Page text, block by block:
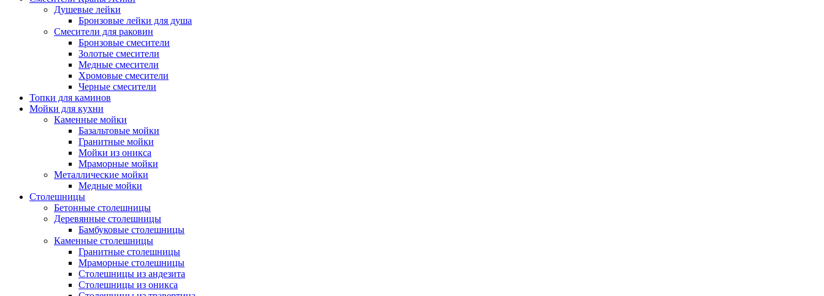
Душевые лейки
Бронзовые лейки для душа
Смесители для раковин
Бронзовые смесители
Золотые смесители
Медные смесители
Хромовые смесители
Черные смесители
Топки для каминов
Мойки для кухни
Каменные мойки
Базальтовые мойки
Гранитные мойки
Мойки из оникса
Мраморные мойки
Металлические мойки
Медные мойки
Столешницы
Бетонные столешницы
Деревянные столешницы
Бамбуковые столешницы
Каменные столешницы
Гранитные столешницы
Мраморные столешницы
Столешницы из андезита
Столешницы из оникса